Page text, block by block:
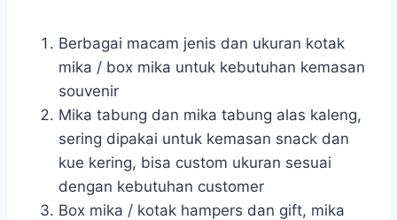
Berbagai macam jenis dan ukuran kotak
mika / box mika untuk kebutuhan kemasan
souvenir
Mika tabung dan mika tabung alas kaleng,
sering dipakai untuk kemasan snack dan
kue kering, bisa custom ukuran sesuai
dengan kebutuhan customer
Box mika / kotak hampers dan gift, mika